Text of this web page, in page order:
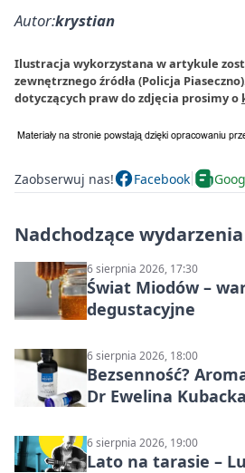
Autor:krystian
Ilustracja wykorzystana w artykule
zewnętrznego źródła (Policja
dotyczących praw do zdjęcia prosimy o
Zaobserwuj nas! Facebook
Nadchodzące wydarzenia
6 sierpnia 2026, 17:30
Świat Miodów –
degustacyjne
6 sierpnia 2026, 18:00
Bezsenność?
Dr Ewelina
6 sierpnia 2026, 19:00
Lato na tarasie –